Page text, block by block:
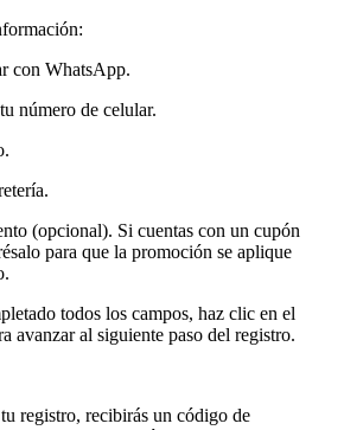
con WhatsApp.
número de celular.
(opcional). Si cuentas con un cupón
para que la promoción se aplique
todos los campos, haz clic en el
avanzar al siguiente paso del registro.
registro, recibirás un código de